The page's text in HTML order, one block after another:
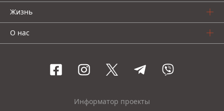
Жизнь
О нас
Информатор проекты